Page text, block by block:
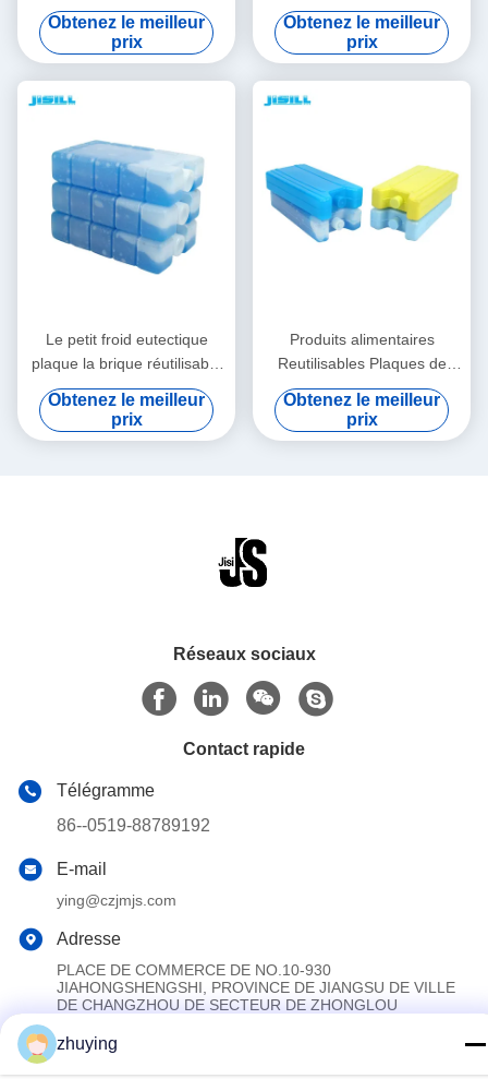
incurvés par HDPE pour la
taille des refroidisseurs
14.3*7.7*3.8cm
Obtenez le meilleur
prix
médical 1000 ml pour
réfrigérateur
Obtenez le meilleur
prix
Le petit froid eutectique
plaque la brique réutilisable
d'isolation pour les aliments
surgelés
Obtenez le meilleur
prix
Produits alimentaires
Reutilisables Plaques de
froid euthétiques à usages
multiples Briques isolantes
pour sacs de déjeuner Pour
Obtenez le meilleur
prix
Réseaux sociaux
Contact rapide
Télégramme
86--0519-88789192
E-mail
ying@czjmjs.com
Adresse
PLACE DE COMMERCE DE NO.10-930
JIAHONGSHENGSHI, PROVINCE DE JIANGSU DE VILLE
DE CHANGZHOU DE SECTEUR DE ZHONGLOU
Politique de confidentialité|Plan du site
zhuying